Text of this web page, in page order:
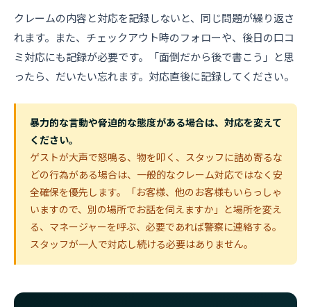
クレームの内容と対応を記録しないと、同じ問題が繰り返さ
れます。また、チェックアウト時のフォローや、後日の口コ
ミ対応にも記録が必要です。「面倒だから後で書こう」と思
ったら、だいたい忘れます。対応直後に記録してください。
暴力的な言動や脅迫的な態度がある場合は、対応を変えて
ください。
ゲストが大声で怒鳴る、物を叩く、スタッフに詰め寄るな
どの行為がある場合は、一般的なクレーム対応ではなく安
全確保を優先します。「お客様、他のお客様もいらっしゃ
いますので、別の場所でお話を伺えますか」と場所を変え
る、マネージャーを呼ぶ、必要であれば警察に連絡する。
スタッフが一人で対応し続ける必要はありません。